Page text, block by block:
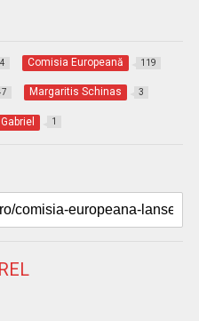
Comisia Europeană 119
Margaritis Schinas 3
1